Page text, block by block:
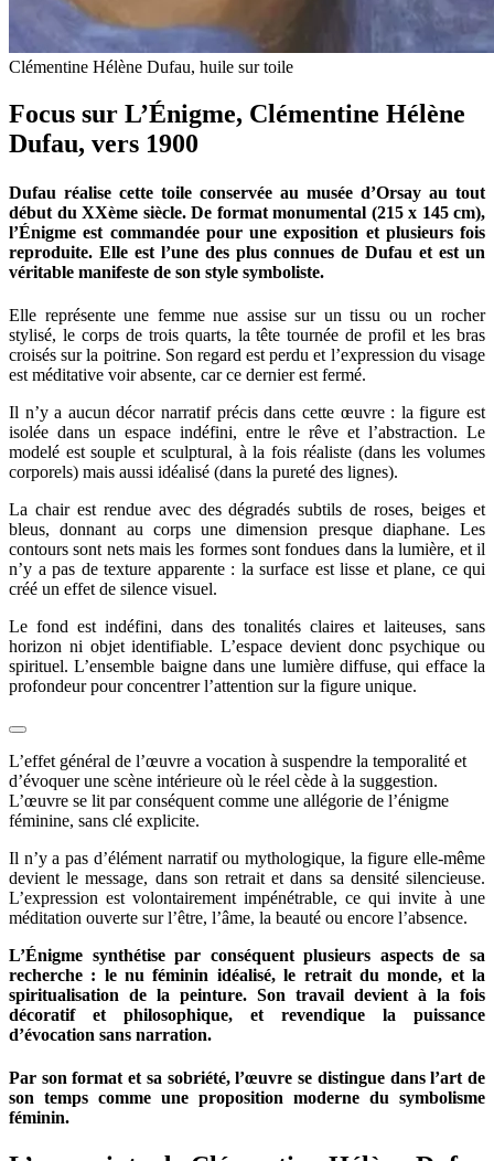
Clémentine Hélène Dufau, huile sur toile
Focus sur L’Énigme, Clémentine Hélène
Dufau, vers 1900
Dufau réalise cette toile conservée au musée d’Orsay au tout
début du XXème siècle. De format monumental (215 x 145 cm),
l’Énigme est commandée pour une exposition et plusieurs fois
reproduite. Elle est l’une des plus connues de Dufau et est un
véritable manifeste de son style symboliste.
Elle représente une femme nue assise sur un tissu ou un rocher
stylisé, le corps de trois quarts, la tête tournée de profil et les bras
croisés sur la poitrine. Son regard est perdu et l’expression du visage
est méditative voir absente, car ce dernier est fermé.
Il n’y a aucun décor narratif précis dans cette œuvre : la figure est
isolée dans un espace indéfini, entre le rêve et l’abstraction. Le
modelé est souple et sculptural, à la fois réaliste (dans les volumes
corporels) mais aussi idéalisé (dans la pureté des lignes).
La chair est rendue avec des dégradés subtils de roses, beiges et
bleus, donnant au corps une dimension presque diaphane. Les
contours sont nets mais les formes sont fondues dans la lumière, et il
n’y a pas de texture apparente : la surface est lisse et plane, ce qui
créé un effet de silence visuel.
Le fond est indéfini, dans des tonalités claires et laiteuses, sans
horizon ni objet identifiable. L’espace devient donc psychique ou
spirituel. L’ensemble baigne dans une lumière diffuse, qui efface la
profondeur pour concentrer l’attention sur la figure unique.
L’effet général de l’œuvre a vocation à suspendre la temporalité et
d’évoquer une scène intérieure où le réel cède à la suggestion.
L’œuvre se lit par conséquent comme une allégorie de l’énigme
féminine, sans clé explicite.
Il n’y a pas d’élément narratif ou mythologique, la figure elle-même
devient le message, dans son retrait et dans sa densité silencieuse.
L’expression est volontairement impénétrable, ce qui invite à une
méditation ouverte sur l’être, l’âme, la beauté ou encore l’absence.
L’Énigme synthétise par conséquent plusieurs aspects de sa
recherche : le nu féminin idéalisé, le retrait du monde, et la
spiritualisation de la peinture. Son travail devient à la fois
décoratif et philosophique, et revendique la puissance
d’évocation sans narration.
Par son format et sa sobriété, l’œuvre se distingue dans l’art de
son temps comme une proposition moderne du symbolisme
féminin.